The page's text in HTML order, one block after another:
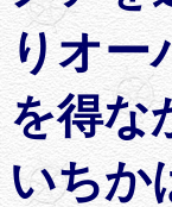
りオー
を得な
いちか